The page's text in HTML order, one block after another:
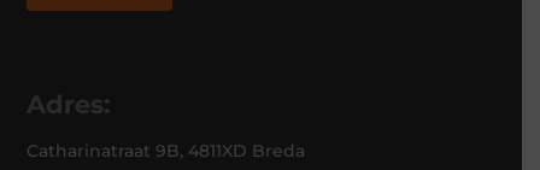
Adres:
Catharinatraat 9B, 4811XD Breda